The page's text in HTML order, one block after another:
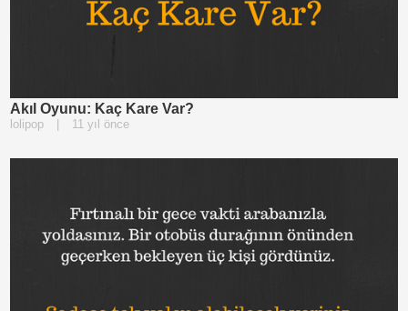
Akıl Oyunu: Kaç Kare Var?
lolipop 11 yıl önce